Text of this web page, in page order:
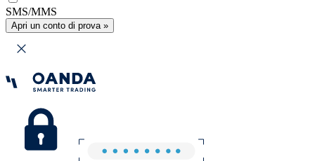
SMS/MMS
Apri un conto di prova »